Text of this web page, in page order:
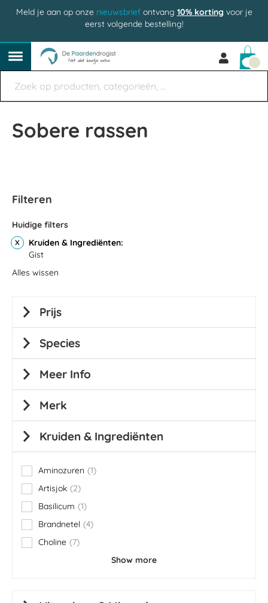
Meld je aan op onze nieuwsbriefontvang 10% korting voor je
eerst volgende bestelling!
Sobere rassen
Filteren
Huidige filters
Kruiden & Ingrediënten
Gist
Alles wissen
Prijs
Species
Meer Info
Merk
Kruiden & Ingrediënten
Aminozuren 1
item
Artisjok
2
items
Basilicum
1
item
Brandnetel
4
items
Choline
7
items
Show more